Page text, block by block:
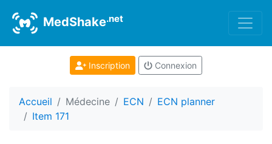
MedShake.net
Inscription Connexion
Accueil Médecine ECN
ECN planner
Item 171